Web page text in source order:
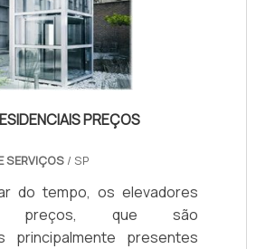
PREÇOS
SERVIÇOS / SP
do tempo, os elevadores
preços, que são
principalmente presentes